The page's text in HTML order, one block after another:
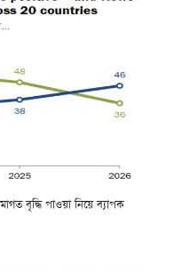
বৃদ্ধি পাওয়া নিয়ে ব্যাপক